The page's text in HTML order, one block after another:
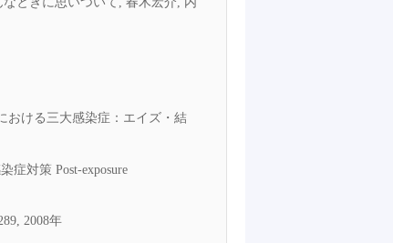
おける三大感染症：エイズ・結
症対策 Post-exposure
2008年